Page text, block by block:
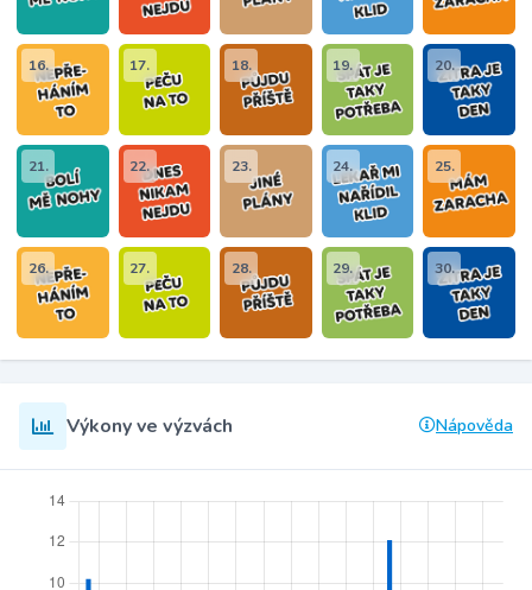
16. 17. 18. 19. 20.
21. 22. 23. 24. 25.
26. 27. 28. 29. 30.
Výkony ve výzvách Nápověda